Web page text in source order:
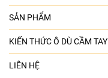
SẢN PHẨM
KIẾN THỨC Ô DÙ CẦM TAY
LIÊN HỆ